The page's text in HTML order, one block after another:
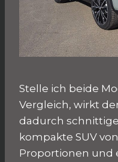
Stelle ich beide
Vergleich, wirkt
dadurch
kompakte SUV
Proportionen und